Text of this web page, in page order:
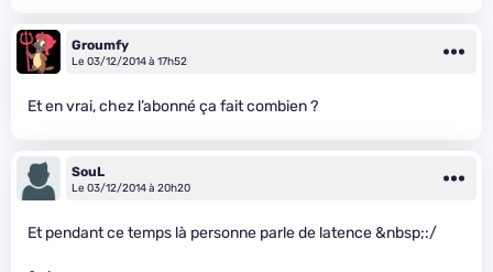
Groumfy
Le 03/12/2014 à 17h52
Et en vrai, chez l’abonné ça fait combien ?
SouL
Le 03/12/2014 à 20h20
Et pendant ce temps là personne parle de latence &nbsp;:/